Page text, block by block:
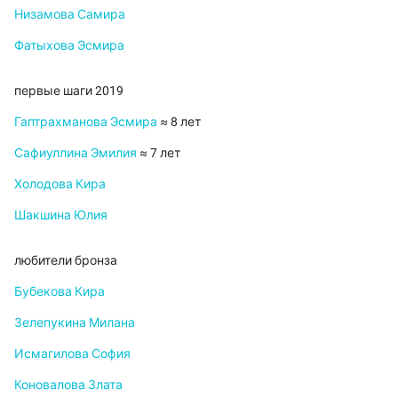
Низамова Самира
Фатыхова Эсмира
первые шаги 2019
Гаптрахманова Эсмира ≈ 8 лет
Сафиуллина Эмилия ≈ 7 лет
Холодова Кира
Шакшина Юлия
любители бронза
Бубекова Кира
Зелепукина Милана
Исмагилова София
Коновалова Злата